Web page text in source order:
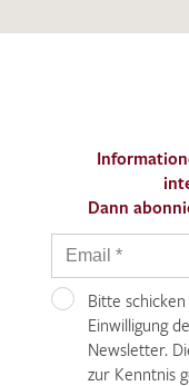
Dann
Bitte
Einwilligung
Newsletter.
zur Kenntnis